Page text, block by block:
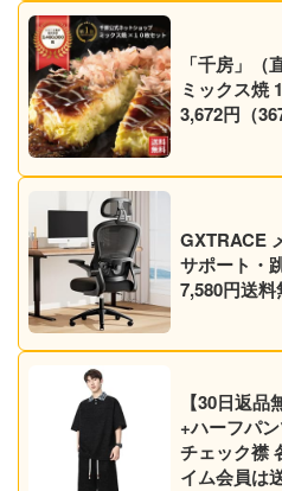
「千房」
ミックス焼
3,672円（
GXTRACE
サポート・
7,580円送料
【30日返
+ハーフパ
チェック襟
イム会員は